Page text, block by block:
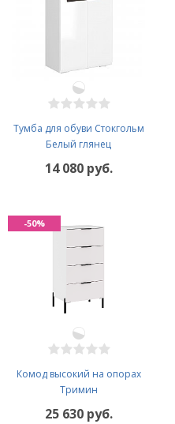
Тумба для обуви Стокгольм
Белый глянец
14 080 руб.
Комод высокий на опорах
Тримин
25 630 руб.
-50%